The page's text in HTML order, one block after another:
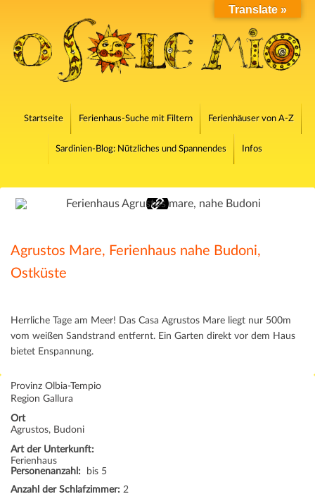
Startseite Ferienhaus-Suche mit Filtern Ferienhäuser von A-Z
Sardinien-Blog: Nützliches und Spannendes Infos
Agrustos Mare, Ferienhaus nahe Budoni,
Ostküste
Herrliche Tage am Meer! Das Casa Agrustos Mare liegt nur 500m
vom weißen Sandstrand entfernt. Ein Garten direkt vor dem Haus
bietet Enspannung.
Provinz Olbia-Tempio
Region Gallura
Ort
Agrustos, Budoni
Art der Unterkunft:
Ferienhaus
Personenanzahl:
bis 5
Anzahl der Schlafzimmer: 2
Translate »